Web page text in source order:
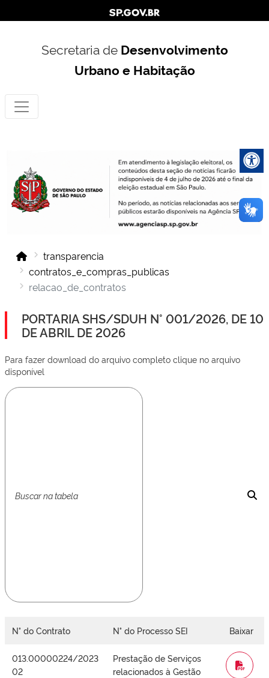
Secretaria de Desenvolvimento
Urbano e Habitação
transparencia
contratos_e_compras_publicas
relacao_de_contratos
PORTARIA SHS/SDUH N° 001/2026, DE 10
DE ABRIL DE 2026
Para fazer download do arquivo completo clique no arquivo
disponível
N° do Contrato N° do Processo SEI Baixar
013.00000224/2023
02
Prestação de Serviços
relacionados à Gestão
WORD